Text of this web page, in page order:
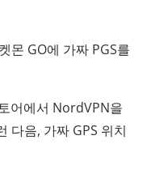
몬 GO에 가짜 PGS를
어에서 NordVPN을
다음, 가짜 GPS 위치